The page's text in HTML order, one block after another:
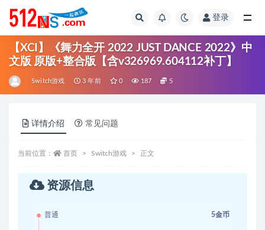
登录
【XCI】《舞力全开 2022 JUST DANCE 2022》中
文版 原版+整合版【含v326969.604112补丁】
Switch游戏 3 年前 0 187 5
详情介绍 常见问题
当前位置： 首页 Switch游戏 正文
资源信息
普通 5金币